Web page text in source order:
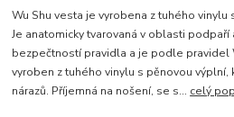
Wu Shu vesta je vyrobena z tuhého vinylu
Je anatomicky tvarovaná v oblasti podpaří
bezpečtností pravidla a je podle pravidel
vyroben z tuhého vinylu s pěnovou
nárazů. Příjemná na nošení, se s... celý